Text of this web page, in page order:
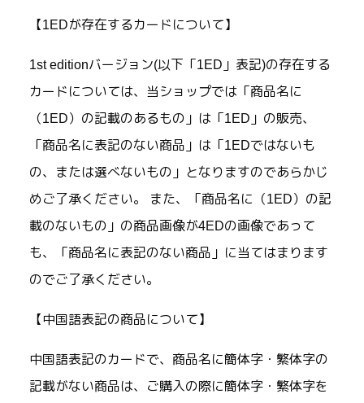
【1EDが存在するカードについて】
1st editionバージョン(以下「1ED」表記)の存在する
カードについては、当ショップでは「商品名に
（1ED）の記載のあるもの」は「1ED」の販売、
「商品名に表記のない商品」は「1EDではないも
の、または選べないもの」となりますのであらかじ
めご了承ください。 また、「商品名に（1ED）の記
載のないもの」の商品画像が4EDの画像であって
も、「商品名に表記のない商品」に当てはまります
のでご了承ください。
【中国語表記の商品について】
中国語表記のカードで、商品名に簡体字・繁体字の
記載がない商品は、ご購入の際に簡体字・繁体字を